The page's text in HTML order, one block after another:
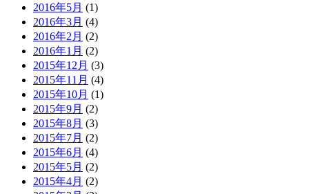
2016年5月 (1)
2016年3月 (4)
2016年2月 (2)
2016年1月 (2)
2015年12月 (3)
2015年11月 (4)
2015年10月 (1)
2015年9月 (2)
2015年8月 (3)
2015年7月 (2)
2015年6月 (4)
2015年5月 (2)
2015年4月 (2)